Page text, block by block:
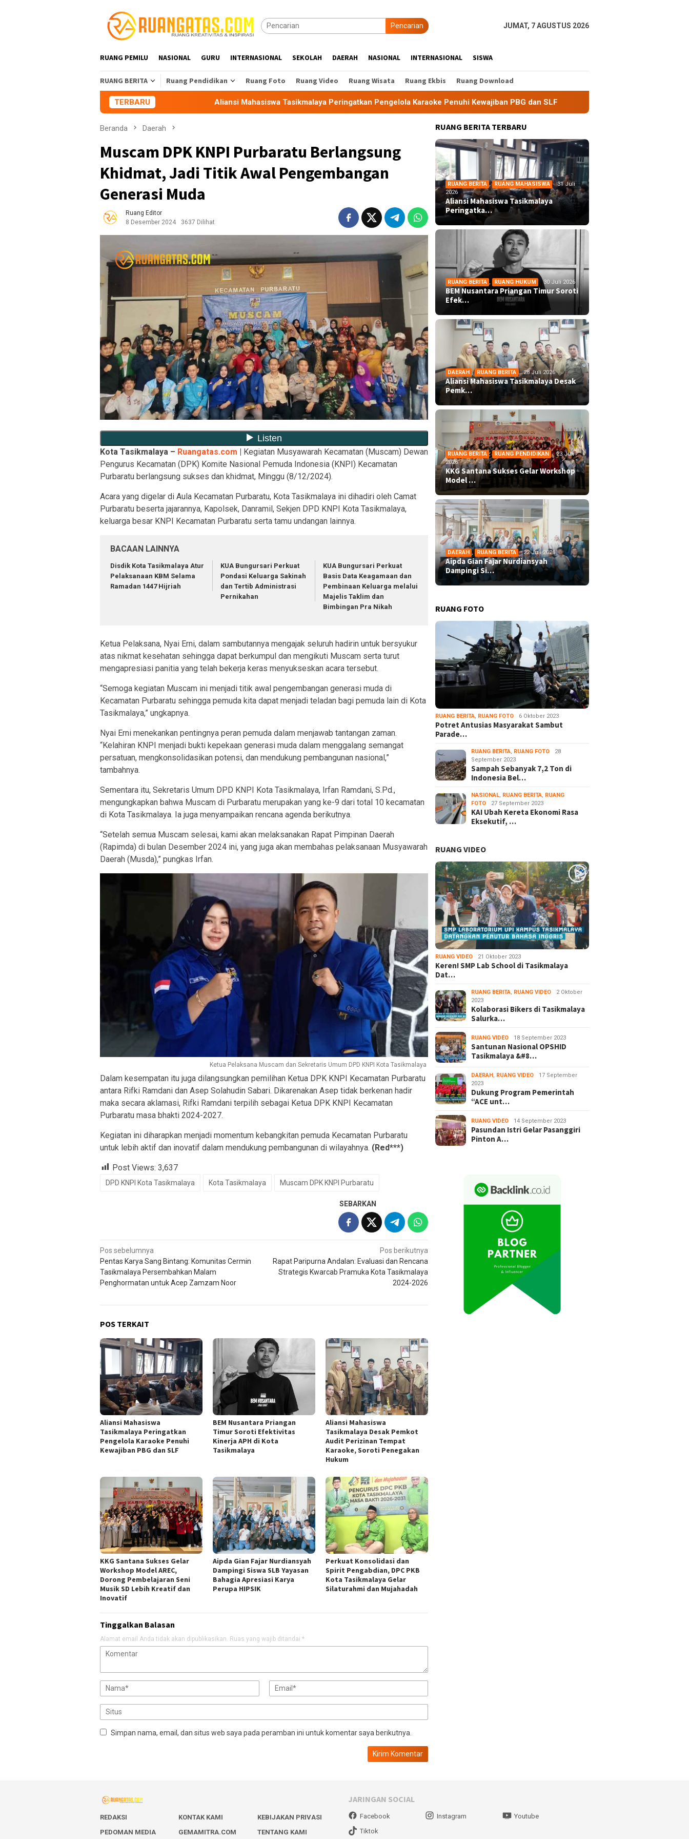
Pencarian JUMAT, 7 AGUSTUS 2026
RUANG PEMILU NASIONAL GURU INTERNASIONAL SEKOLAH DAERAH NASIONAL INTERNASIONAL SISWA
RUANG BERITA Ruang Pendidikan Ruang Foto Ruang Video Ruang Wisata Ruang Ekbis Ruang Download
TERBARUAliansi Mahasiswa Tasikmalaya Peringatkan Pengelola Karaoke Penuhi Kewajiban PBG dan SLF BEM Nusantara Priangan Timur Soroti
Beranda Daerah
Muscam DPK KNPI Purbaratu Berlangsung
Khidmat, Jadi Titik Awal Pengembangan
Generasi Muda
Ruang Editor
8 Desember 2024
3637 Dilihat
Kota Tasikmalaya – Ruangatas.com
Kegiatan Musyawarah Kecamatan (Muscam) Dewan
Pengurus Kecamatan (DPK) Komite Nasional Pemuda Indonesia (KNPI) Kecamatan
Purbaratu berlangsung sukses dan khidmat, Minggu (8/12/2024).
Acara yang digelar di Aula Kecamatan Purbaratu, Kota Tasikmalaya ini dihadiri oleh Camat
Purbaratu beserta jajarannya, Kapolsek, Danramil, Sekjen DPD KNPI Kota Tasikmalaya,
keluarga besar KNPI Kecamatan Purbaratu serta tamu undangan lainnya.
BACAAN LAINNYA
Disdik Kota Tasikmalaya Atur
Pelaksanaan KBM Selama
Ramadan 1447 Hijriah
KUA Bungursari Perkuat
Pondasi Keluarga Sakinah
dan Tertib Administrasi
Pernikahan
KUA Bungursari Perkuat
Basis Data Keagamaan dan
Pembinaan Keluarga melalui
Majelis Taklim dan
Bimbingan Pra Nikah
Ketua Pelaksana, Nyai Erni, dalam sambutannya mengajak seluruh hadirin untuk bersyukur
atas nikmat kesehatan sehingga dapat berkumpul dan mengikuti Muscam serta turut
mengapresiasi panitia yang telah bekerja keras menyukseskan acara tersebut.
“Semoga kegiatan Muscam ini menjadi titik awal pengembangan generasi muda di
Kecamatan Purbaratu sehingga pemuda kita dapat menjadi teladan bagi pemuda lain di Kota
Tasikmalaya,” ungkapnya.
Nyai Erni menekankan pentingnya peran pemuda dalam menjawab tantangan zaman.
“Kelahiran KNPI menjadi bukti kepekaan generasi muda dalam menggalang semangat
persatuan, mengkonsolidasikan potensi, dan mendukung pembangunan nasional,”
tambahnya.
Sementara itu, Sekretaris Umum DPD KNPI Kota Tasikmalaya, Irfan Ramdani, S.Pd.,
mengungkapkan bahwa Muscam di Purbaratu merupakan yang ke-9 dari total 10 kecamatan
di Kota Tasikmalaya. Ia juga menyampaikan rencana agenda berikutnya.
“Setelah semua Muscam selesai, kami akan melaksanakan Rapat Pimpinan Daerah
(Rapimda) di bulan Desember 2024 ini, yang juga akan membahas pelaksanaan Musyawarah
Daerah (Musda),” pungkas Irfan.
Ketua Pelaksana Muscam dan Sekretaris Umum DPD KNPI Kota Tasikmalaya
Dalam kesempatan itu juga dilangsungkan pemilihan Ketua DPK KNPI Kecamatan Purbaratu
antara Rifki Ramdani dan Asep Solahudin Sabari. Dikarenakan Asep tidak berkenan hadir
maka secara aklamasi, Rifki Ramdani terpilih sebagai Ketua DPK KNPI Kecamatan
Purbaratu masa bhakti 2024-2027.
Kegiatan ini diharapkan menjadi momentum kebangkitan pemuda Kecamatan Purbaratu
untuk lebih aktif dan inovatif dalam mendukung pembangunan di wilayahnya. (Red***)
Post Views: 3,637
DPD KNPI Kota Tasikmalaya Kota Tasikmalaya Muscam DPK KNPI Purbaratu
SEBARKAN
Navigasi
pos
Pos sebelumnya
Pentas Karya Sang Bintang: Komunitas Cermin
Tasikmalaya Persembahkan Malam
Penghormatan untuk Acep Zamzam Noor
Pos berikutnya
Rapat Paripurna Andalan: Evaluasi dan Rencana
Strategis Kwarcab Pramuka Kota Tasikmalaya
2024-2026
POS TERKAIT
Aliansi Mahasiswa
Tasikmalaya Peringatkan
Pengelola Karaoke Penuhi
Kewajiban PBG dan SLF
BEM Nusantara Priangan
Timur Soroti Efektivitas
Kinerja APH di Kota
Tasikmalaya
Aliansi Mahasiswa
Tasikmalaya Desak Pemkot
Audit Perizinan Tempat
Karaoke, Soroti Penegakan
Hukum
KKG Santana Sukses Gelar
Workshop Model AREC,
Dorong Pembelajaran Seni
Musik SD Lebih Kreatif dan
Inovatif
Aipda Gian Fajar Nurdiansyah
Dampingi Siswa SLB Yayasan
Bahagia Apresiasi Karya
Perupa HIPSIK
Perkuat Konsolidasi dan
Spirit Pengabdian, DPC PKB
Kota Tasikmalaya Gelar
Silaturahmi dan Mujahadah
Tinggalkan Balasan
Alamat email Anda tidak akan dipublikasikan. Ruas yang wajib ditandai *
Simpan nama, email, dan situs web saya pada peramban ini untuk komentar saya berikutnya.
RUANG BERITA TERBARU
RUANG BERITA , RUANG MAHASISWA
31 Juli
2026
Aliansi Mahasiswa Tasikmalaya
Peringatka…
RUANG BERITA , RUANG HUKUM 30 Juli 2026
BEM Nusantara Priangan Timur Soroti
Efek…
DAERAH , RUANG BERITA 28 Juli 2026
Aliansi Mahasiswa Tasikmalaya Desak
Pemk…
RUANG BERITA , RUANG PENDIDIKAN
23 Juli
2026
KKG Santana Sukses Gelar Workshop
Model …
DAERAH , RUANG BERITA 22 Juli 2026
Aipda Gian Fajar Nurdiansyah
Dampingi Si…
RUANG FOTO
RUANG BERITA, RUANG FOTO 6 Oktober 2023
Potret Antusias Masyarakat Sambut
Parade…
RUANG BERITA, RUANG FOTO
28
September 2023
Sampah Sebanyak 7,2 Ton di
Indonesia Bel…
NASIONAL, RUANG BERITA, RUANG
FOTO
27 September 2023
KAI Ubah Kereta Ekonomi Rasa
Eksekutif, …
RUANG VIDEO
RUANG VIDEO 21 Oktober 2023
Keren! SMP Lab School di Tasikmalaya
Dat…
RUANG BERITA, RUANG VIDEO
2 Oktober
2023
Kolaborasi Bikers di Tasikmalaya
Salurka…
RUANG VIDEO 18 September 2023
Santunan Nasional OPSHID
Tasikmalaya &#8…
DAERAH , RUANG VIDEO
17 September
2023
Dukung Program Pemerintah
“ACE unt…
RUANG VIDEO 14 September 2023
Pasundan Istri Gelar Pasanggiri
Pinton A…
REDAKSI KONTAK KAMI
KEBIJAKAN PRIVASI
PEDOMAN MEDIA
GEMAMITRA.COM TENTANG KAMI
JARINGAN SOCIAL
Facebook Instagram
Youtube
Tiktok